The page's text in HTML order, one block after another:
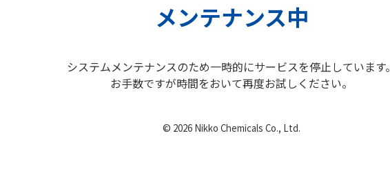
メンテナンス中
システムメンテナンスのため一時的にサービスを停止しています。
お手数ですが時間をおいて再度お試しください。
© 2026 Nikko Chemicals Co., Ltd.